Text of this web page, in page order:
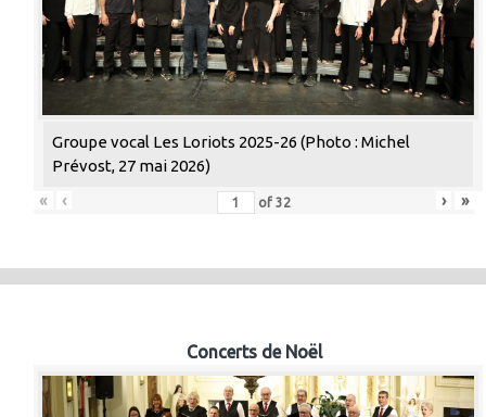
Groupe vocal Les Loriots 2025-26 (Photo : Michel
Prévost, 27 mai 2026)
«
‹ of 32 › »
Concerts de Noël